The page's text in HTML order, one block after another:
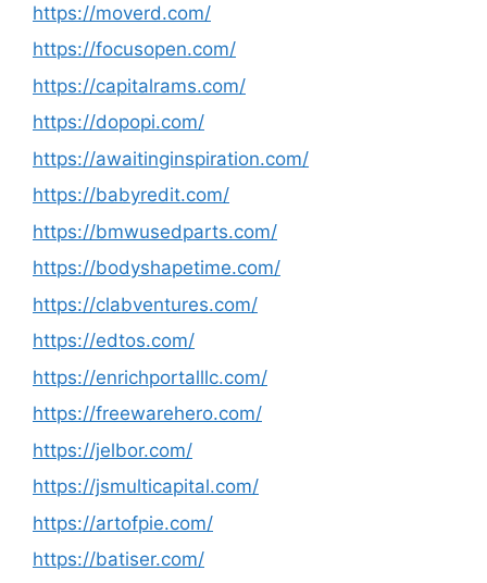
https://moverd.com/
https://focusopen.com/
https://capitalrams.com/
https://dopopi.com/
https://awaitinginspiration.com/
https://babyredit.com/
https://bmwusedparts.com/
https://bodyshapetime.com/
https://clabventures.com/
https://edtos.com/
https://enrichportalllc.com/
https://freewarehero.com/
https://jelbor.com/
https://jsmulticapital.com/
https://artofpie.com/
https://batiser.com/